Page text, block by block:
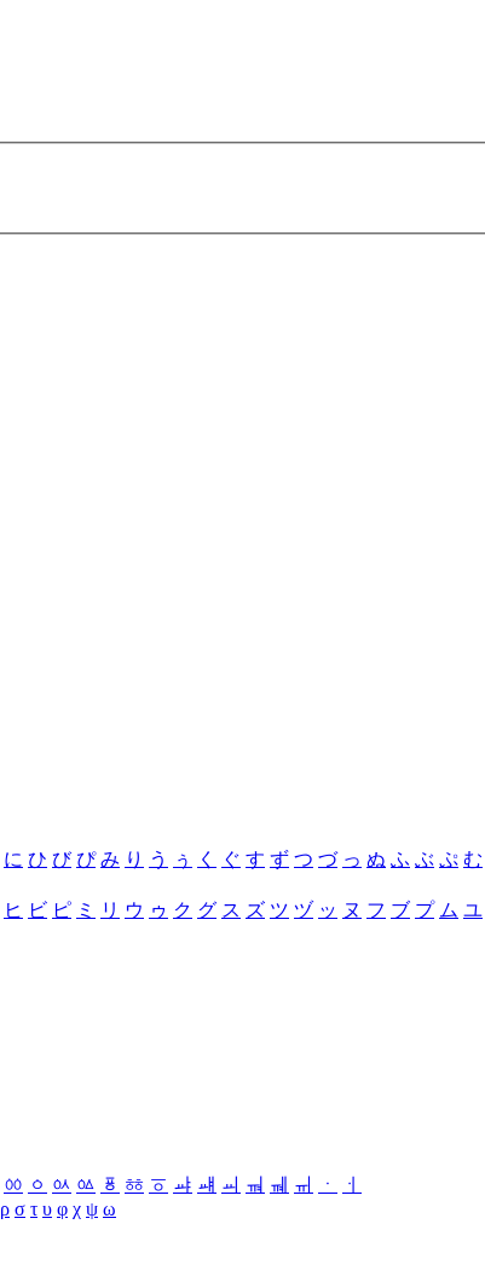
に ひ び ぴ み り う ぅ く ぐ す ず つ づ っ ぬ ふ ぶ ぷ む
ヒ ビ ピ ミ リ ウ ゥ ク グ ス ズ ツ ヅ ッ ヌ フ ブ プ ム ユ
ㆀ ㆁ ㆂ ㆃ ㆄ ㆅ ㆆ ㆇ ㆈ ㆉ ㆊ ㆋ ㆌ ㆍ
ㆎ
ρ σ τ υ φ χ ψ ω